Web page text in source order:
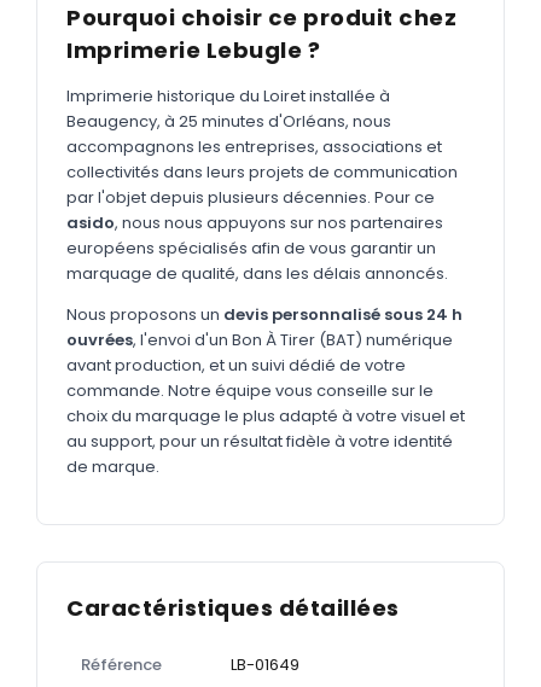
MARQUAGE TEXTILE
Tee-shirts
Polos
Sweatshirts
GOODIES
Catalogue complet Nouveau
Sacs & voyages
Verres & déjeuner
Technologie
Vêtements
Pourquoi choisir ce produit chez
Imprimerie Lebugle ?
Imprimerie historique du Loiret installée à
Beaugency, à 25 minutes d'Orléans, nous
accompagnons les entreprises, associations et
collectivités dans leurs projets de communication
par l'objet depuis plusieurs décennies. Pour ce
asido, nous nous appuyons sur nos partenaires
européens spécialisés afin de vous garantir un
marquage de qualité, dans les délais annoncés.
Nous proposons un devis personnalisé sous 24 h
ouvrées, l'envoi d'un Bon À Tirer (BAT) numérique
avant production, et un suivi dédié de votre
commande. Notre équipe vous conseille sur le
choix du marquage le plus adapté à votre visuel et
au support, pour un résultat fidèle à votre identité
de marque.
Caractéristiques détaillées
Référence LB-01649